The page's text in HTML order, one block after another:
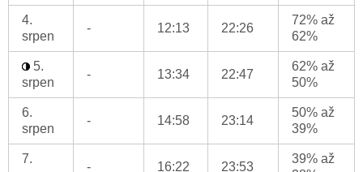
4.
srpen
- 12:13 22:26
72% až
62%
5.
srpen
- 13:34 22:47
62% až
50%
6.
srpen
- 14:58 23:14
50% až
39%
7.
- 16:22 23:53
39% až